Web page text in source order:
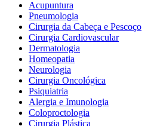
Acupuntura
Pneumologia
Cirurgia da Cabeça e Pescoço
Cirurgia Cardiovascular
Dermatologia
Homeopatia
Neurologia
Cirurgia Oncológica
Psiquiatria
Alergia e Imunologia
Coloproctologia
Cirurgia Plástica